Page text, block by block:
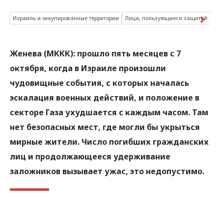
Израиль и оккупированные территории Лица, пользующиеся защитой:
Женева (МККК): прошло пять месяцев с 7
октября, когда в Израиле произошли
чудовищные события, с которых началась
эскалация военных действий, и положение в
секторе Газа ухудшается с каждым часом. Там
нет безопасных мест, где могли бы укрыться
мирные жители. Число погибших гражданских
лиц и продолжающееся удерживание
заложников вызывает ужас, это недопустимо.